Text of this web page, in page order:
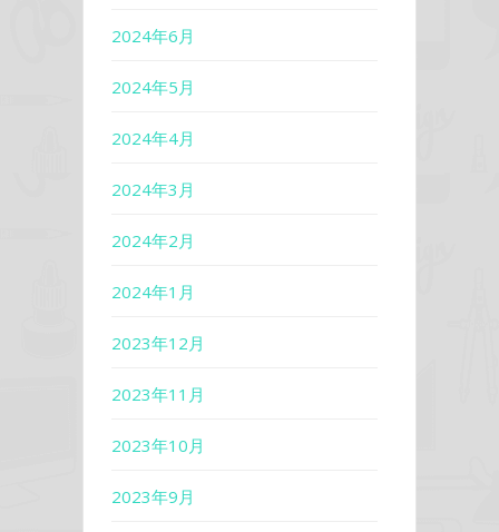
2024年6月
2024年5月
2024年4月
2024年3月
2024年2月
2024年1月
2023年12月
2023年11月
2023年10月
2023年9月